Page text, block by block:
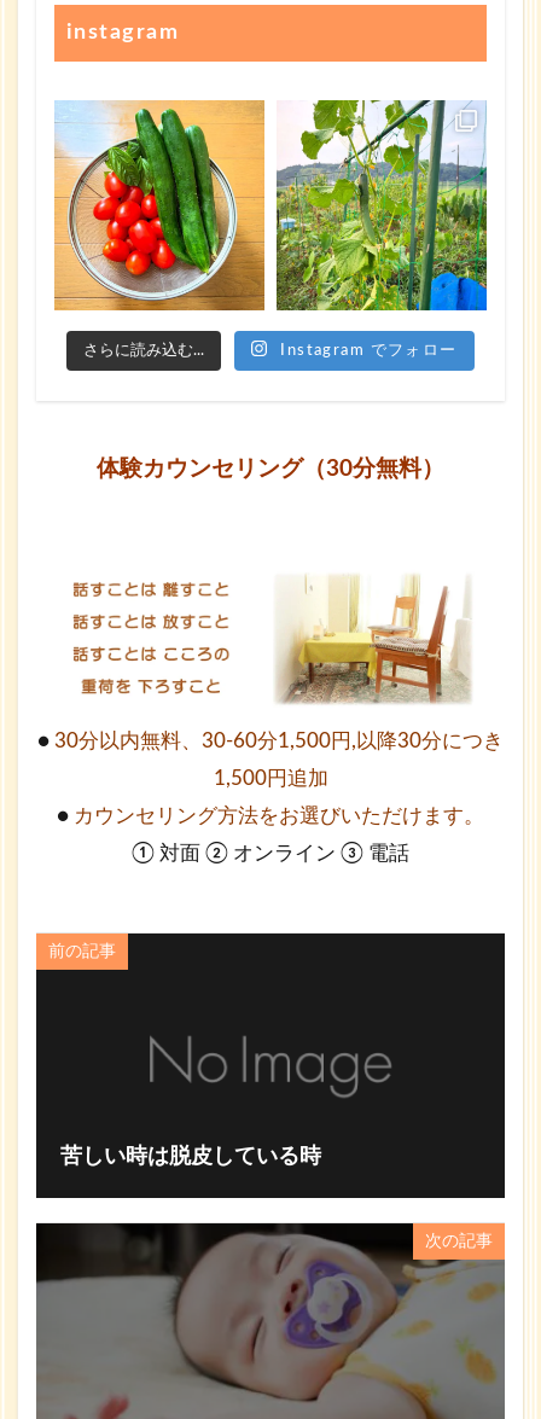
instagram
さらに読み込む... Instagram でフォロー
体験カウンセリング（30分無料）
● 30分以内無料、30-60分1,500円,以降30分につき
1,500円追加
● カウンセリング方法をお選びいただけます。
① 対面 ② オンライン ③ 電話
前の記事
苦しい時は脱皮している時
次の記事